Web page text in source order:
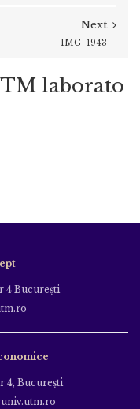
Next
IMG_1943
laborato
4 Bucureşti
4, Bucureşti